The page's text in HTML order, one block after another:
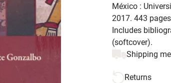
México :
2017. 443
Includes
(softcover).
Shipping
Returns